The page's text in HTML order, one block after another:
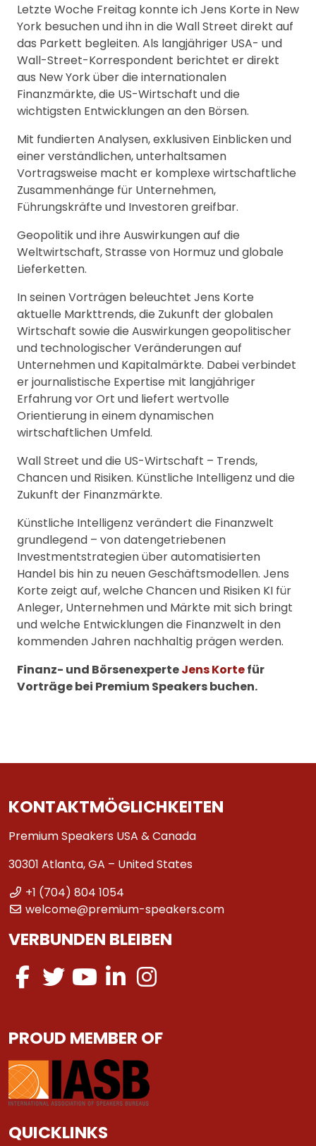
Letzte Woche Freitag konnte ich Jens Korte in New
York besuchen und ihn in die Wall Street direkt auf
das Parkett begleiten. Als langjähriger USA- und
Wall-Street-Korrespondent berichtet er direkt
aus New York über die internationalen
Finanzmärkte, die US-Wirtschaft und die
wichtigsten Entwicklungen an den Börsen.
Mit fundierten Analysen, exklusiven Einblicken und
einer verständlichen, unterhaltsamen
Vortragsweise macht er komplexe wirtschaftliche
Zusammenhänge für Unternehmen,
Führungskräfte und Investoren greifbar.
Geopolitik und ihre Auswirkungen auf die
Weltwirtschaft, Strasse von Hormuz und globale
Lieferketten.
In seinen Vorträgen beleuchtet Jens Korte
aktuelle Markttrends, die Zukunft der globalen
Wirtschaft sowie die Auswirkungen geopolitischer
und technologischer Veränderungen auf
Unternehmen und Kapitalmärkte. Dabei verbindet
er journalistische Expertise mit langjähriger
Erfahrung vor Ort und liefert wertvolle
Orientierung in einem dynamischen
wirtschaftlichen Umfeld.
Wall Street und die US-Wirtschaft – Trends,
Chancen und Risiken. Künstliche Intelligenz und die
Zukunft der Finanzmärkte.
Künstliche Intelligenz verändert die Finanzwelt
grundlegend – von datengetriebenen
Investmentstrategien über automatisierten
Handel bis hin zu neuen Geschäftsmodellen. Jens
Korte zeigt auf, welche Chancen und Risiken KI für
Anleger, Unternehmen und Märkte mit sich bringt
und welche Entwicklungen die Finanzwelt in den
kommenden Jahren nachhaltig prägen werden.
Finanz- und BörsenexperteJens Kortefür
Vorträge bei Premium Speakers buchen.
KONTAKTMÖGLICHKEITEN
Premium Speakers USA & Canada
30301 Atlanta, GA – United States
+1 (704) 804 1054
welcome@premium-speakers.com
VERBUNDEN BLEIBEN
PROUD MEMBER OF
QUICKLINKS